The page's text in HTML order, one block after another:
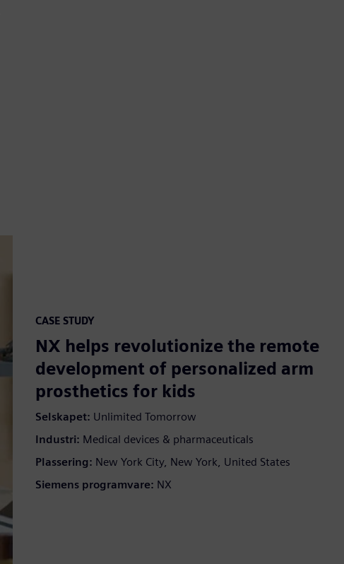
CASE STUDY
NX helps revolutionize the remote
development of personalized arm
prosthetics for kids
Selskapet: Unlimited Tomorrow
Industri: Medical devices & pharmaceuticals
Plassering: New York City, New York, United States
Siemens programvare: NX